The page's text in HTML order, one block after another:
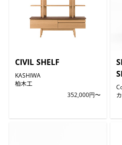
CIVIL SHELF
KASHIWA
柏木工
352,000円〜